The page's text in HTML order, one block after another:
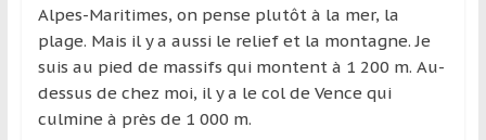
Alpes-Maritimes, on pense plutôt à la mer, la
plage. Mais il y a aussi le relief et la montagne. Je
suis au pied de massifs qui montent à 1 200 m. Au-
dessus de chez moi, il y a le col de Vence qui
culmine à près de 1 000 m.